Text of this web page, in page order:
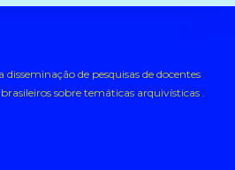
de pesquisas de docentes
sobre temáticas arquivísticas .